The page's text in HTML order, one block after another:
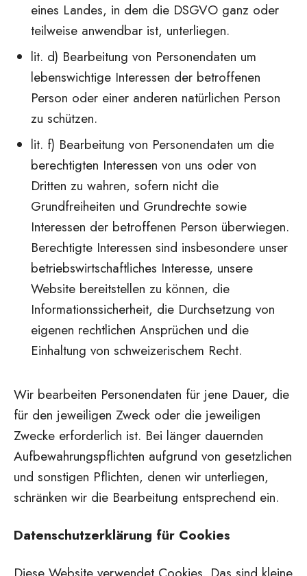
eines Landes, in dem die DSGVO ganz oder
teilweise anwendbar ist, unterliegen.
lit. d) Bearbeitung von Personendaten um
lebenswichtige Interessen der betroffenen
Person oder einer anderen natürlichen Person
zu schützen.
lit. f) Bearbeitung von Personendaten um die
berechtigten Interessen von uns oder von
Dritten zu wahren, sofern nicht die
Grundfreiheiten und Grundrechte sowie
Interessen der betroffenen Person überwiegen.
Berechtigte Interessen sind insbesondere unser
betriebswirtschaftliches Interesse, unsere
Website bereitstellen zu können, die
Informationssicherheit, die Durchsetzung von
eigenen rechtlichen Ansprüchen und die
Einhaltung von schweizerischem Recht.
Wir bearbeiten Personendaten für jene Dauer, die
für den jeweiligen Zweck oder die jeweiligen
Zwecke erforderlich ist. Bei länger dauernden
Aufbewahrungspflichten aufgrund von gesetzlichen
und sonstigen Pflichten, denen wir unterliegen,
schränken wir die Bearbeitung entsprechend ein.
Datenschutzerklärung für Cookies